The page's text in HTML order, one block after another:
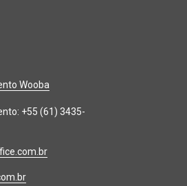
Wooba
+55 (61) 3435-